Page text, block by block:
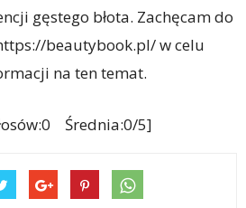
gęstego błota. Zachęcam do
beautybook.pl/ w celu
na ten temat.
Średnia:0/5]